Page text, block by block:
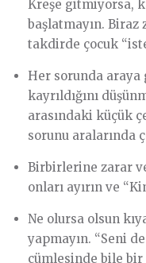
Kreşe gitmiyorsa,
başlatmayın.
takdirde çocuk
Her sorunda
kayrıldığını
arasındaki küçük
sorunu aralarında
Birbirlerine zarar
onları ayırın ve
Ne olursa olsun
yapmayın. “Seni
cümlesinde bile bir